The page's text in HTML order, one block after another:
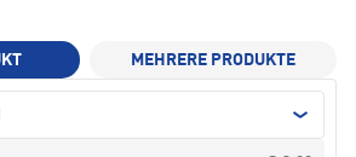
MEHRERE PRODUKTE